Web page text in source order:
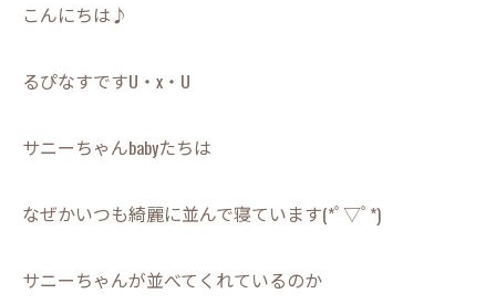
こんにちは♪
るぴなすですU・x・U
サニーちゃんbabyたちは
なぜかいつも綺麗に並んで寝ています(*ﾟ▽ﾟ*)
サニーちゃんが並べてくれているのか